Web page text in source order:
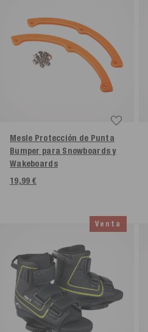
Mesle Protección de Punta
Bumper para Snowboards y
Wakeboards
19,99 €
Venta